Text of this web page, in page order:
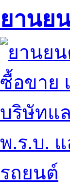
ยานย
ซื้อขาย
บริษัทแ
พ.ร.บ.
รถยนต์